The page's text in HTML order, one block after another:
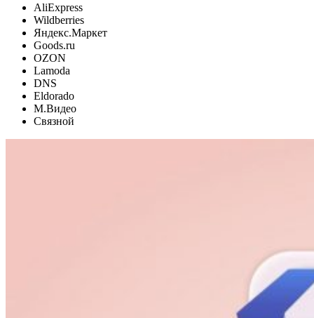
AliExpress
Wildberries
Яндекс.Маркет
Goods.ru
OZON
Lamoda
DNS
Eldorado
М.Видео
Связной